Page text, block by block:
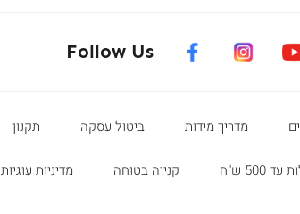
מדריך מידות ביטול עסקה תקנון
500 ש"ח קנייה בטוחה מדיניות עוגיות
Follow Us facebook instagram